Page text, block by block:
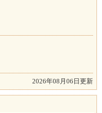
2026年08月06日更新